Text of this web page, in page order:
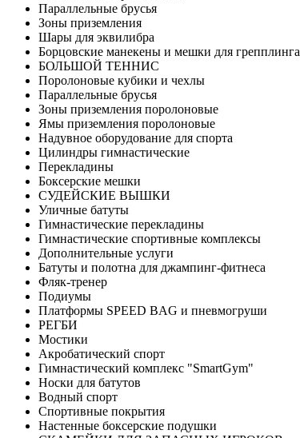
Параллельные брусья
Зоны приземления
Шары для эквилибра
Борцовские манекены и мешки для грепплинга
БОЛЬШОЙ ТЕННИС
Поролоновые кубики и чехлы
Параллельные брусья
Зоны приземления поролоновые
Ямы приземления поролоновые
Надувное оборудование для спорта
Цилиндры гимнастические
Перекладины
Боксерские мешки
СУДЕЙСКИЕ ВЫШКИ
Уличные батуты
Гимнастические перекладины
Гимнастические спортивные комплексы
Дополнительные услуги
Батуты и полотна для джампинг-фитнеса
Фляк-тренер
Подиумы
Платформы SPEED BAG и пневмогруши
РЕГБИ
Мостики
Акробатический спорт
Гимнастический комплекс "SmartGym"
Носки для батутов
Водный спорт
Спортивные покрытия
Настенные боксерские подушки